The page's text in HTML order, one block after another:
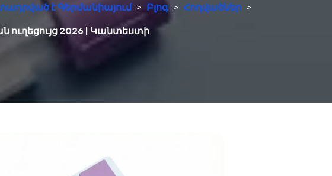
է Գերմանիայում > Բլոգ > Հոդվածներ >
ուղեցույց 2026 | Կանտեստի